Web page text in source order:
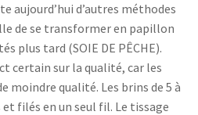
aujourd’hui d’autres méthodes
de se transformer en papillon
plus tard (SOIE DE PÊCHE).
certain sur la qualité, car les
moindre qualité. Les brins de 5 à
filés en un seul fil. Le tissage